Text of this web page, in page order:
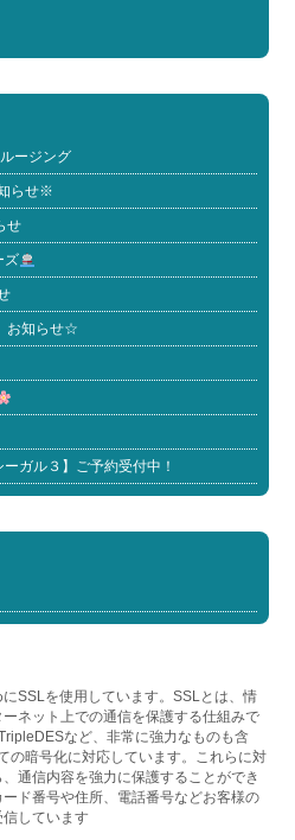
ージング
らせ※
せ
ズ
お知らせ☆
ガル３】ご予約受付中！
SSLを使用しています。SSLとは、情
ネット上での通信を保護する仕組みで
など、非常に強力なものも含
の暗号化に対応しています。これらに対
通信内容を強力に保護することができ
ド番号や住所、電話番号などお客様の
しています